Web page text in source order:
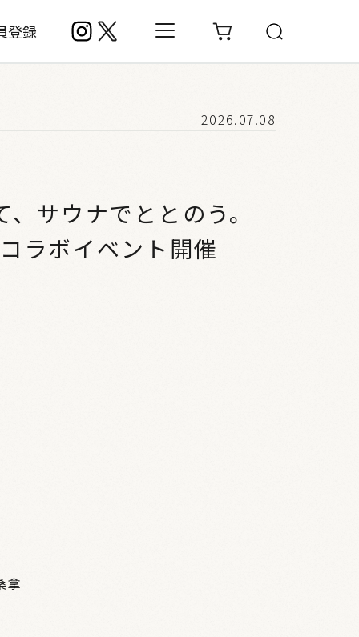
登録
2026.07.08
サウナでととのう。
ラボイベント開催
拿